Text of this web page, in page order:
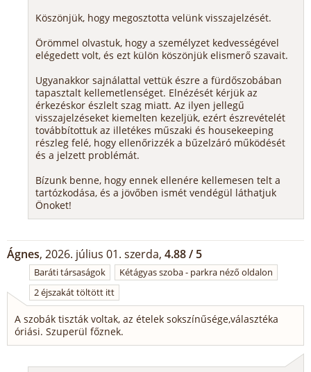
Köszönjük, hogy megosztotta velünk visszajelzését.
Örömmel olvastuk, hogy a személyzet kedvességével
elégedett volt, és ezt külön köszönjük elismerő szavait.
Ugyanakkor sajnálattal vettük észre a fürdőszobában
tapasztalt kellemetlenséget. Elnézését kérjük az
érkezéskor észlelt szag miatt. Az ilyen jellegű
visszajelzéseket kiemelten kezeljük, ezért észrevételét
továbbítottuk az illetékes műszaki és housekeeping
részleg felé, hogy ellenőrizzék a bűzelzáró működését
és a jelzett problémát.
Bízunk benne, hogy ennek ellenére kellemesen telt a
tartózkodása, és a jövőben ismét vendégül láthatjuk
Önoket!
Ágnes, 2026. július 01. szerda, 4.88 / 5
Baráti társaságok
Kétágyas szoba - parkra néző oldalon
2 éjszakát töltött itt
A szobák tiszták voltak, az ételek sokszínűsége,választéka
óriási. Szuperül főznek.